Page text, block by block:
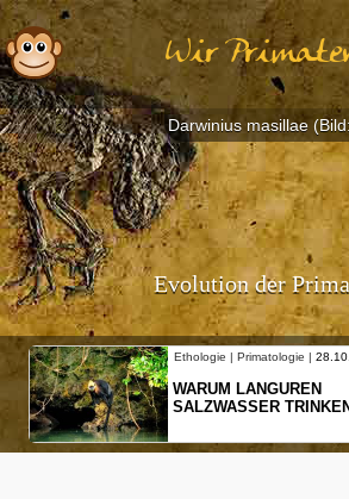
Wir
Evolution der
Ethologie | Primatologie |
WARUM LANGUREN
SALZWASSER TRINKEN
Darwinius masillae